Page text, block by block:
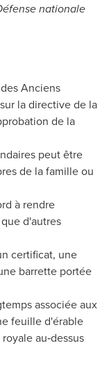
nationale
Anciens
la directive de la
de la
peut être
de la famille ou
à rendre
d'autres
certificat, une
barrette portée
associée aux
feuille d'érable
au‑dessus